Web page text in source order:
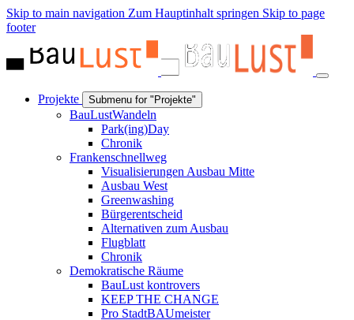
Skip to main navigation Zum Hauptinhalt springen Skip to page
footer
Projekte Submenu for "Projekte"
BauLustWandeln
Park(ing)Day
Chronik
Frankenschnellweg
Visualisierungen Ausbau Mitte
Ausbau West
Greenwashing
Bürgerentscheid
Alternativen zum Ausbau
Flugblatt
Chronik
Demokratische Räume
BauLust kontrovers
KEEP THE CHANGE
Pro StadtBAUmeister